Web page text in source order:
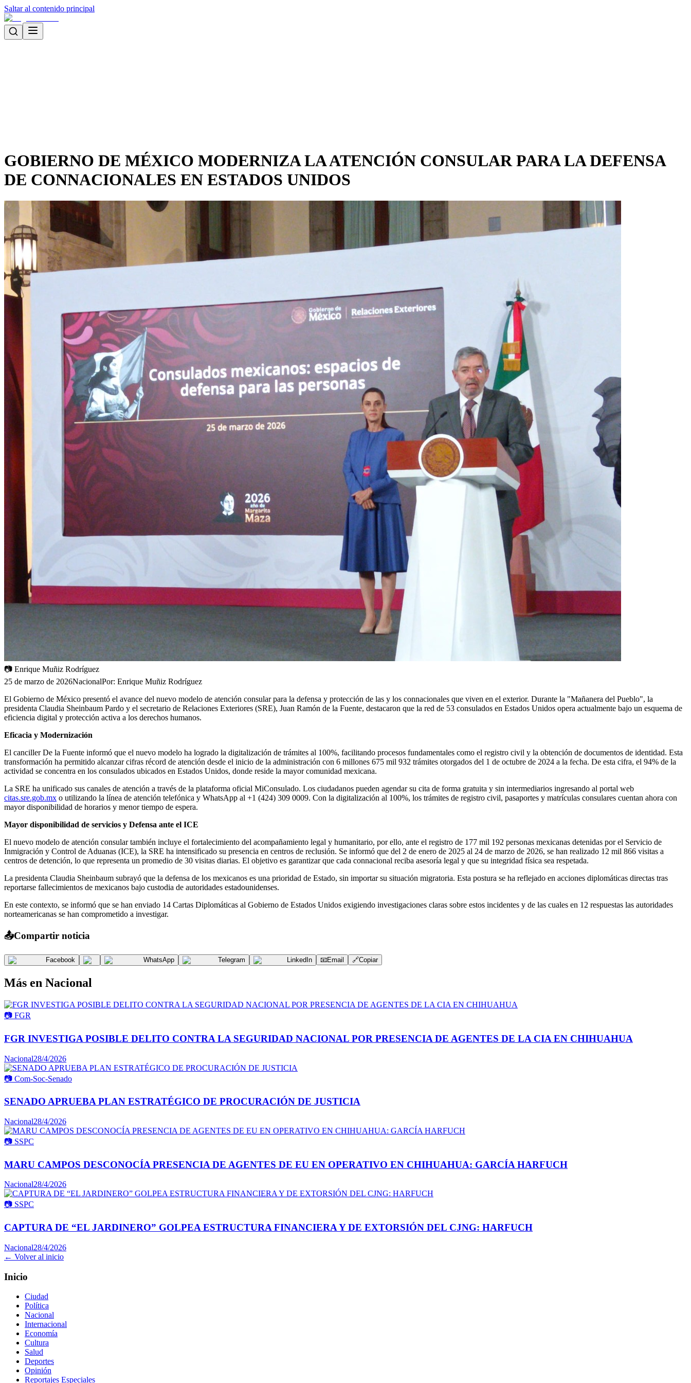
Saltar al contenido principal
GOBIERNO DE MÉXICO MODERNIZA LA ATENCIÓN CONSULAR PARA LA DEFENSA
DE CONNACIONALES EN ESTADOS UNIDOS
📷 Enrique Muñiz Rodríguez
25 de marzo de 2026NacionalPor: Enrique Muñiz Rodríguez
El Gobierno de México presentó el avance del nuevo modelo de atención consular para la defensa y protección de las y los connacionales que viven en el exterior. Durante la "Mañanera del Pueblo", la
presidenta Claudia Sheinbaum Pardo y el secretario de Relaciones Exteriores (SRE), Juan Ramón de la Fuente, destacaron que la red de 53 consulados en Estados Unidos opera actualmente bajo un esquema de
eficiencia digital y protección activa a los derechos humanos.
Eficacia y Modernización
El canciller De la Fuente informó que el nuevo modelo ha logrado la digitalización de trámites al 100%, facilitando procesos fundamentales como el registro civil y la obtención de documentos de identidad. Esta
transformación ha permitido alcanzar cifras récord de atención desde el inicio de la administración con 6 millones 675 mil 932 trámites otorgados del 1 de octubre de 2024 a la fecha. De esta cifra, el 94% de la
actividad se concentra en los consulados ubicados en Estados Unidos, donde reside la mayor comunidad mexicana.
La SRE ha unificado sus canales de atención a través de la plataforma oficial MiConsulado. Los ciudadanos pueden agendar su cita de forma gratuita y sin intermediarios ingresando al portal web
citas.sre.gob.mx o utilizando la línea de atención telefónica y WhatsApp al +1 (424) 309 0009. Con la digitalización al 100%, los trámites de registro civil, pasaportes y matrículas consulares cuentan ahora con
mayor disponibilidad de horarios y menor tiempo de espera.
Mayor disponibilidad de servicios y Defensa ante el ICE
El nuevo modelo de atención consular también incluye el fortalecimiento del acompañamiento legal y humanitario, por ello, ante el registro de 177 mil 192 personas mexicanas detenidas por el Servicio de
Inmigración y Control de Aduanas (ICE), la SRE ha intensificado su presencia en centros de reclusión. Se informó que del 2 de enero de 2025 al 24 de marzo de 2026, se han realizado 12 mil 866 visitas a
centros de detención, lo que representa un promedio de 30 visitas diarias. El objetivo es garantizar que cada connacional reciba asesoría legal y que su integridad física sea respetada.
La presidenta Claudia Sheinbaum subrayó que la defensa de los mexicanos es una prioridad de Estado, sin importar su situación migratoria. Esta postura se ha reflejado en acciones diplomáticas directas tras
reportarse fallecimientos de mexicanos bajo custodia de autoridades estadounidenses.
En este contexto, se informó que se han enviado 14 Cartas Diplomáticas al Gobierno de Estados Unidos exigiendo investigaciones claras sobre estos incidentes y de las cuales en 12 respuestas las autoridades
norteamericanas se han comprometido a investigar.
📤Compartir noticia
Facebook WhatsApp Telegram LinkedIn 📧Email 🔗Copiar
Más en Nacional
📷 FGR
FGR INVESTIGA POSIBLE DELITO CONTRA LA SEGURIDAD NACIONAL POR PRESENCIA DE AGENTES DE LA CIA EN CHIHUAHUA
Nacional28/4/2026
📷 Com-Soc-Senado
SENADO APRUEBA PLAN ESTRATÉGICO DE PROCURACIÓN DE JUSTICIA
Nacional28/4/2026
📷 SSPC
MARU CAMPOS DESCONOCÍA PRESENCIA DE AGENTES DE EU EN OPERATIVO EN CHIHUAHUA: GARCÍA HARFUCH
Nacional28/4/2026
📷 SSPC
CAPTURA DE “EL JARDINERO” GOLPEA ESTRUCTURA FINANCIERA Y DE EXTORSIÓN DEL CJNG: HARFUCH
Nacional28/4/2026
← Volver al inicio
Inicio
Ciudad
Política
Nacional
Internacional
Economía
Cultura
Salud
Deportes
Opinión
Reportajes Especiales